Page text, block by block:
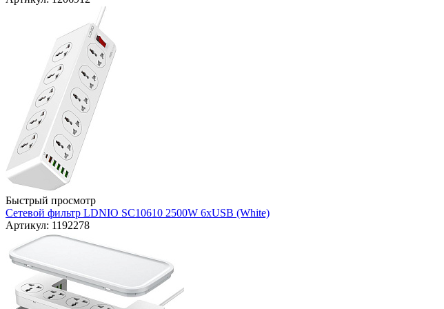
Быстрый просмотр
Сетевой фильтр LDNIO SC10610 2500W 6xUSB (White)
Артикул: 1192278